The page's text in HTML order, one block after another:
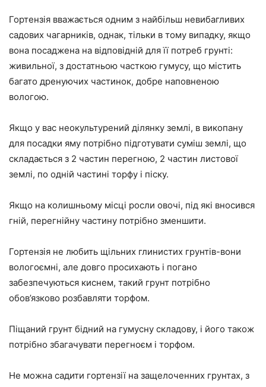
Гортензія вважається одним з найбільш невибагливих
садових чагарників, однак, тільки в тому випадку, якщо
вона посаджена на відповідній для її потреб грунті:
живильної, з достатньою часткою гумусу, що містить
багато дренуючих частинок, добре наповненою
вологою.
Якщо у вас неокультурений ділянку землі, в викопану
для посадки яму потрібно підготувати суміш землі, що
складається з 2 частин перегною, 2 частин листової
землі, по одній частині торфу і піску.
Якщо на колишньому місці росли овочі, під які вносився
гній, перегнійну частину потрібно зменшити.
Гортензія не любить щільних глинистих грунтів-вони
вологоємні, але довго просихають і погано
забезпечуються киснем, такий грунт потрібно
обов’язково розбавляти торфом.
Піщаний грунт бідний на гумусну складову, і його також
потрібно збагачувати перегноєм і торфом.
Не можна садити гортензії на защелоченних грунтах, з